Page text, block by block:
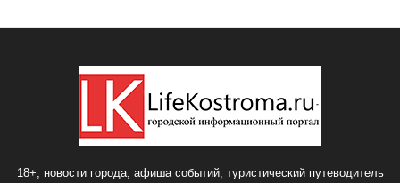
18+, новости города, афиша событий, туристический путеводитель